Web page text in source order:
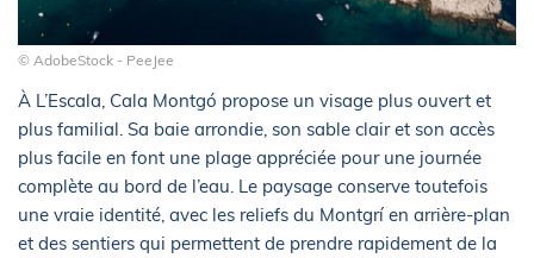
© AdobeStock - PeeJee
À L’Escala, Cala Montgó propose un visage plus ouvert et
plus familial. Sa baie arrondie, son sable clair et son accès
plus facile en font une plage appréciée pour une journée
complète au bord de l’eau. Le paysage conserve toutefois
une vraie identité, avec les reliefs du Montgrí en arrière-plan
et des sentiers qui permettent de prendre rapidement de la